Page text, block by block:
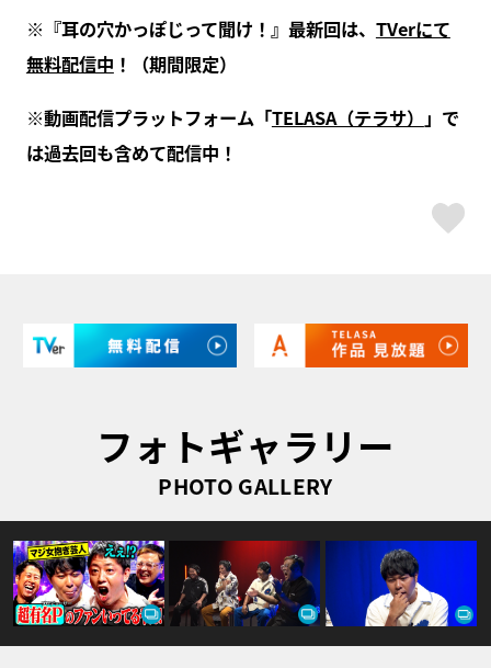
※『耳の穴かっぽじって聞け！』最新回は、 TVerにて
無料配信中 ！（期間限定）
※動画配信プラットフォーム「TELASA（テラサ） 」で
は過去回も含めて配信中！
フォトギャラリー
PHOTO GALLERY